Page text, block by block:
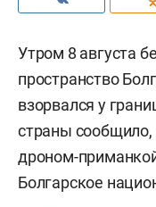
Утром 8 августа
пространство
взорвался у
страны сообщило,
дроном-
Болгарское